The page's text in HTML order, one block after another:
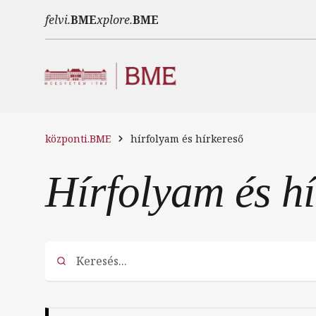
felvi.BMExplore.BME
központi.BME hírfolyam és hírkereső
Hírfolyam és